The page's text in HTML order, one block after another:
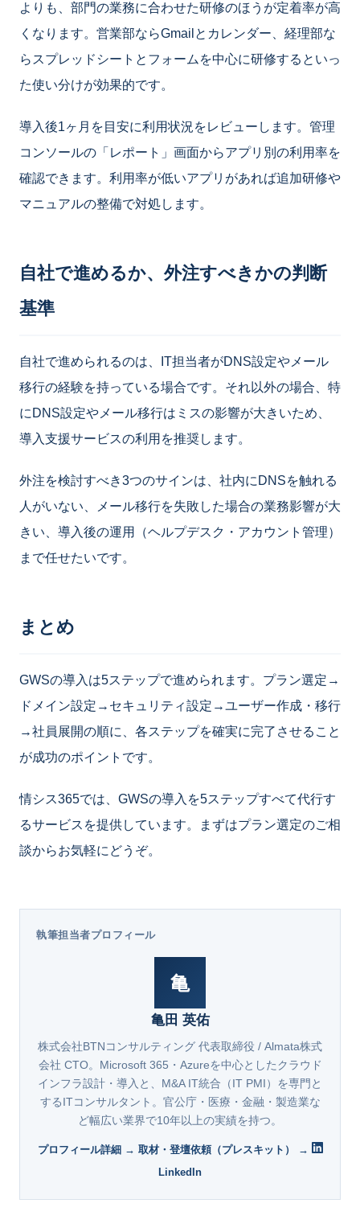
よりも、部門の業務に合わせた研修のほうが定着率が高
くなります。営業部ならGmailとカレンダー、経理部な
らスプレッドシートとフォームを中心に研修するといっ
た使い分けが効果的です。
導入後1ヶ月を目安に利用状況をレビューします。管理
コンソールの「レポート」画面からアプリ別の利用率を
確認できます。利用率が低いアプリがあれば追加研修や
マニュアルの整備で対処します。
自社で進めるか、外注すべきかの判断
基準
自社で進められるのは、IT担当者がDNS設定やメール
移行の経験を持っている場合です。それ以外の場合、特
にDNS設定やメール移行はミスの影響が大きいため、
導入支援サービスの利用を推奨します。
外注を検討すべき3つのサインは、社内にDNSを触れる
人がいない、メール移行を失敗した場合の業務影響が大
きい、導入後の運用（ヘルプデスク・アカウント管理）
まで任せたいです。
まとめ
GWSの導入は5ステップで進められます。プラン選定→
ドメイン設定→セキュリティ設定→ユーザー作成・移行
→社員展開の順に、各ステップを確実に完了させること
が成功のポイントです。
情シス365では、GWSの導入を5ステップすべて代行す
るサービスを提供しています。まずはプラン選定のご相
談からお気軽にどうぞ。
執筆担当者プロフィール
亀
亀田 英佑
株式会社BTNコンサルティング 代表取締役 / Almata株式
会社 CTO。Microsoft 365・Azureを中心としたクラウド
インフラ設計・導入と、M&A IT統合（IT PMI）を専門と
するITコンサルタント。官公庁・医療・金融・製造業な
ど幅広い業界で10年以上の実績を持つ。
プロフィール詳細 → 取材・登壇依頼（プレスキット） →
LinkedIn